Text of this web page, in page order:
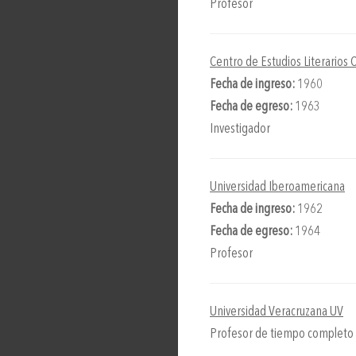
Profesor
Centro de Estudios Literarios
Fecha de ingreso: 1960
Fecha de egreso: 1963
Investigador
Universidad Iberoamericana
Fecha de ingreso: 1962
Fecha de egreso: 1964
Profesor
Universidad Veracruzana UV
Profesor de tiempo completo